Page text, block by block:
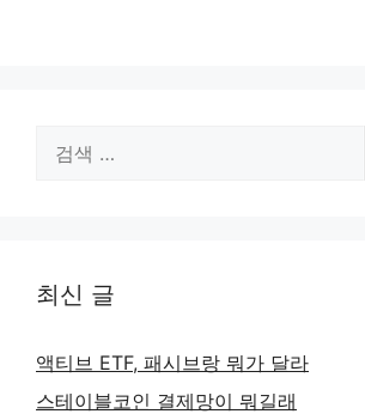
최신 글
액티브 ETF, 패시브랑 뭐가 달라
스테이블코인 결제망이 뭐길래